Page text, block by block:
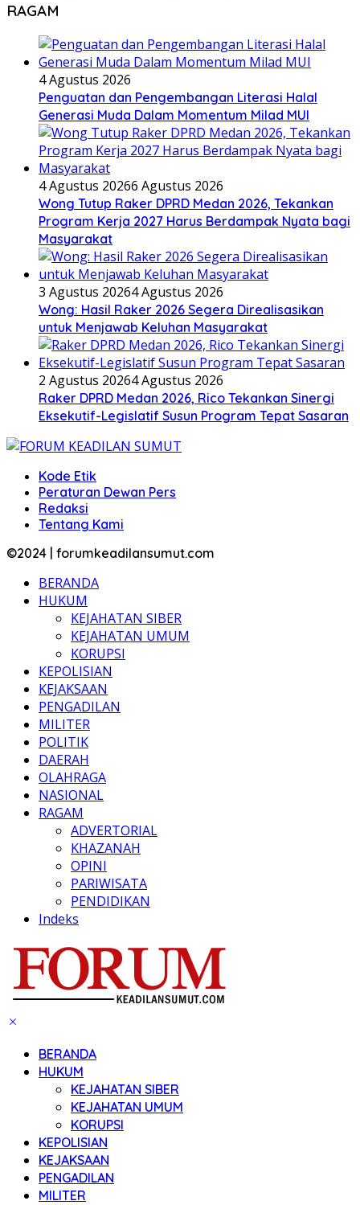
RAGAM
4 Agustus 2026
Penguatan dan Pengembangan Literasi Halal
Generasi Muda Dalam Momentum Milad MUI
4 Agustus 20266 Agustus 2026
Wong Tutup Raker DPRD Medan 2026, Tekankan
Program Kerja 2027 Harus Berdampak Nyata bagi
Masyarakat
3 Agustus 20264 Agustus 2026
Wong: Hasil Raker 2026 Segera Direalisasikan
untuk Menjawab Keluhan Masyarakat
2 Agustus 20264 Agustus 2026
Raker DPRD Medan 2026, Rico Tekankan Sinergi
Eksekutif-Legislatif Susun Program Tepat Sasaran
Kode Etik
Peraturan Dewan Pers
Redaksi
Tentang Kami
©2024 | forumkeadilansumut.com
BERANDA
HUKUM
KEJAHATAN SIBER
KEJAHATAN UMUM
KORUPSI
KEPOLISIAN
KEJAKSAAN
PENGADILAN
MILITER
POLITIK
DAERAH
OLAHRAGA
NASIONAL
RAGAM
ADVERTORIAL
KHAZANAH
OPINI
PARIWISATA
PENDIDIKAN
Indeks
BERANDA
HUKUM
KEJAHATAN SIBER
KEJAHATAN UMUM
KORUPSI
KEPOLISIAN
KEJAKSAAN
PENGADILAN
MILITER